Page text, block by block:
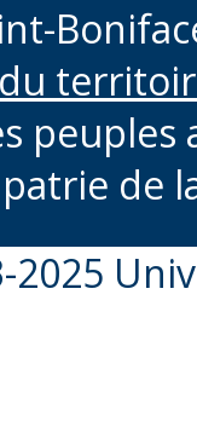
peuples
patrie de
2025